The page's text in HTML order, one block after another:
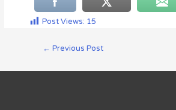
Post Views: 15
← Previous Post